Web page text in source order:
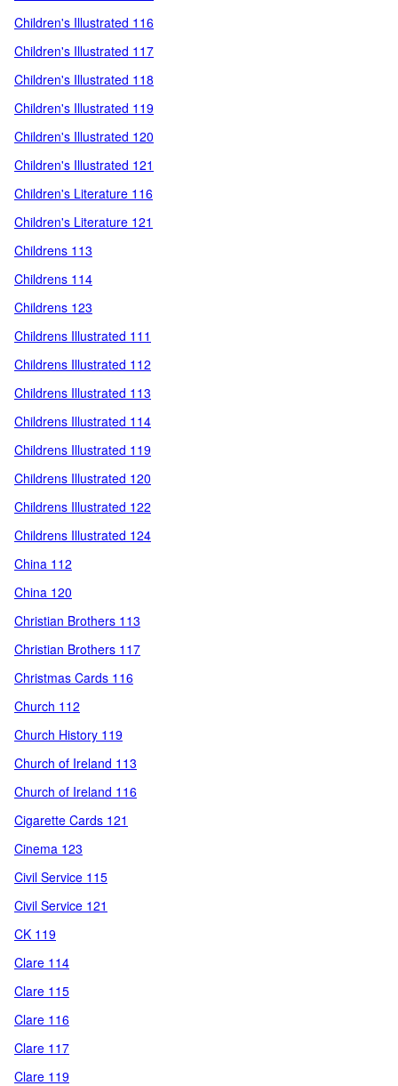
Children's Illustrated 116
Children's Illustrated 117
Children's Illustrated 118
Children's Illustrated 119
Children's Illustrated 120
Children's Illustrated 121
Children's Literature 116
Children's Literature 121
Childrens 113
Childrens 114
Childrens 123
Childrens Illustrated 111
Childrens Illustrated 112
Childrens Illustrated 113
Childrens Illustrated 114
Childrens Illustrated 119
Childrens Illustrated 120
Childrens Illustrated 122
Childrens Illustrated 124
China 112
China 120
Christian Brothers 113
Christian Brothers 117
Christmas Cards 116
Church 112
Church History 119
Church of Ireland 113
Church of Ireland 116
Cigarette Cards 121
Cinema 123
Civil Service 115
Civil Service 121
CK 119
Clare 114
Clare 115
Clare 116
Clare 117
Clare 119